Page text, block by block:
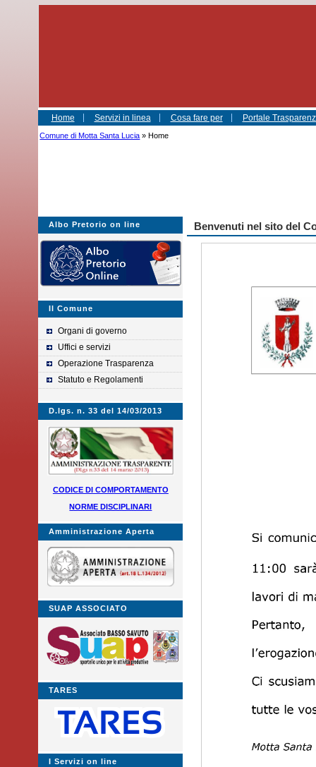
Home Servizi in linea Cosa fare per Portale
Comune di Motta Santa Lucia » Home
Albo Pretorio on line
Il Comune
Organi di governo
Uffici e servizi
Operazione Trasparenza
Statuto e Regolamenti
D.lgs. n. 33 del 14/03/2013
CODICE DI COMPORTAMENTO
NORME DISCIPLINARI
Amministrazione Aperta
SUAP ASSOCIATO
TARES
I Servizi on line
Benvenuti nel sito del